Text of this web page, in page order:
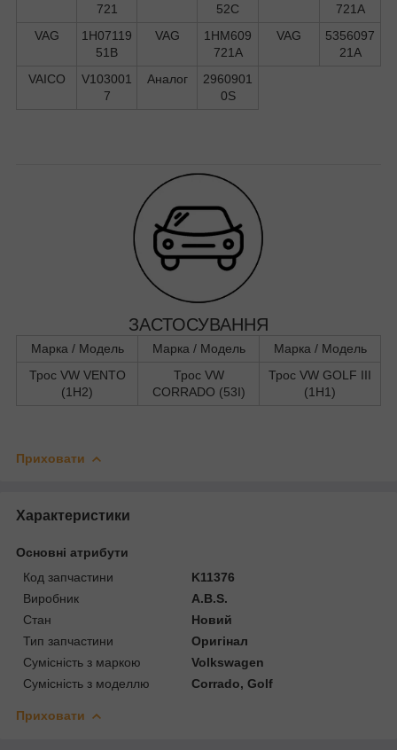
721
52C
721A
VAG
1H07119
51B
VAG
1HM609
721A
VAG
5356097
21A
VAICO
V103001
7
Аналог
2960901
0S
ЗАСТОСУВАННЯ
Марка / Модель Марка / Модель
Марка / Модель
Трос VW VENTO
(1H2)
Трос VW
CORRADO (53I)
Трос VW GOLF III
(1H1)
Приховати
Характеристики
Основні атрибути
Код запчастини
K11376
Виробник
A.B.S.
Стан
Новий
Тип запчастини
Оригінал
Сумісність з маркою
Volkswagen
Сумісність з моделлю
Corrado, Golf
Приховати